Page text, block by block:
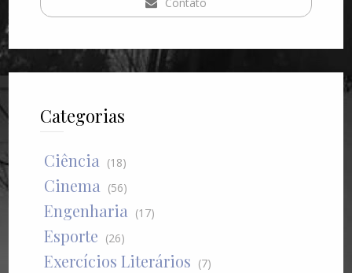
Contato
Categorias
Ciência (18)
Cinema (56)
Engenharia (17)
Esporte (26)
Exercícios Literários (7)